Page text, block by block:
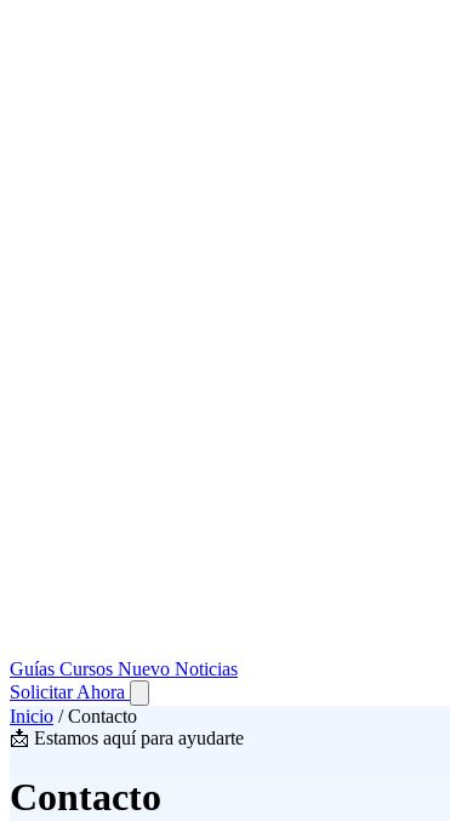
Guías Cursos Nuevo Noticias
Solicitar Ahora
Inicio / Contacto
📩 Estamos aquí para ayudarte
Contacto